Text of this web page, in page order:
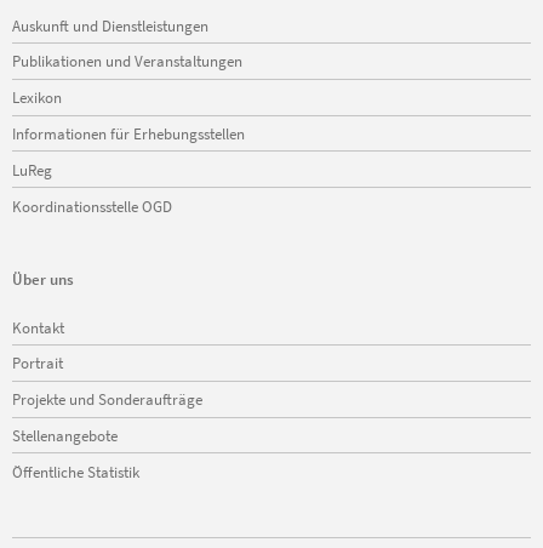
Navigation
überspringen
Auskunft und Dienstleistungen
Publikationen und Veranstaltungen
Lexikon
Informationen für Erhebungsstellen
LuReg
Koordinationsstelle OGD
Über uns
Navigation
überspringen
Kontakt
Portrait
Projekte und Sonderaufträge
Stellenangebote
Öffentliche Statistik